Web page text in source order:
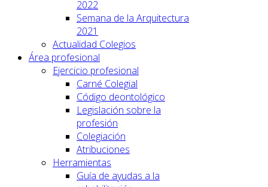
2022
Semana de la Arquitectura
2021
Actualidad Colegios
Área profesional
Ejercicio profesional
Carné Colegial
Código deontológico
Legislación sobre la
profesión
Colegiación
Atribuciones
Herramientas
Guía de ayudas a la